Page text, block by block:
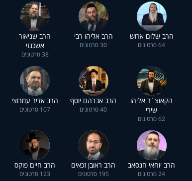
הרב שלום ארוש
64 סרטונים
הרב אליהו רבי
30 סרטונים
הרב שניאור
אשכנזי
38 סרטונים
הקאוצ`ר אליהו
שירי
62 סרטונים
הרב אברהם יוסף
40 סרטונים
הרב אדיר עמרוצי
107 סרטונים
הרב יוחאי חנסאב
24 סרטונים
הרב ראובן זכאים
195 סרטונים
הרב חיים פוקס
123 סרטונים